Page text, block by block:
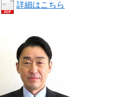
詳細はこちら